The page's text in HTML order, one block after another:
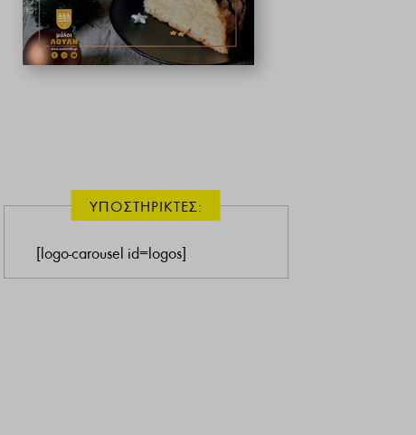
ΥΠΟΣΤΗΡΙΚΤΕΣ:
[logo-carousel id=logos]